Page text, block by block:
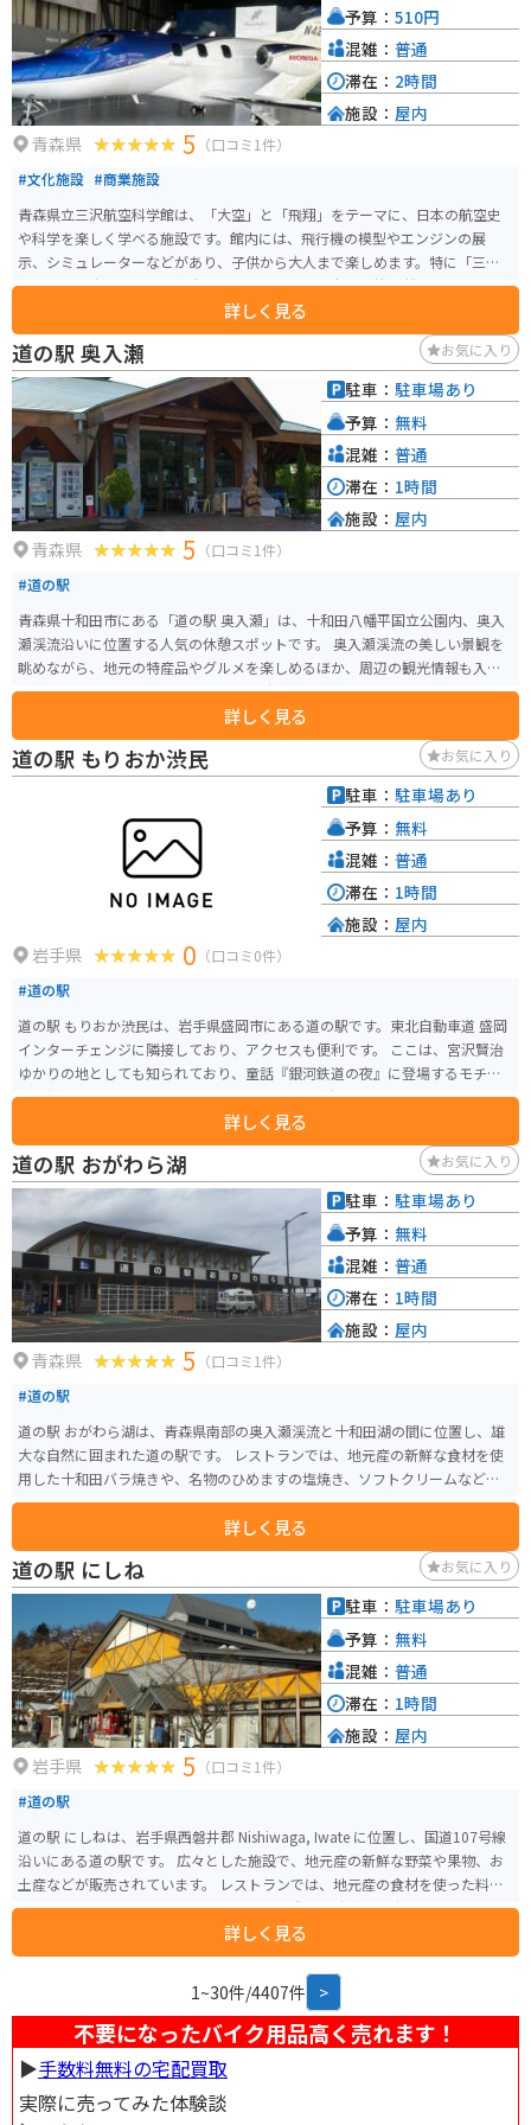
彌生やロン・ミュエクなどのアーティストの作品を鑑賞でき、撮影が許可さ
れている作品も多いため、写真を通じての鑑賞も楽しめます。
青森県 5 （口コミ1件）
#文化施設 #商業施設
青森県立三沢航空科学館は、「大空」と「飛翔」をテーマに、日本の航空史
や科学を楽しく学べる施設です。館内には、飛行機の模型やエンジンの展
示、シミュレーターなどがあり、子供から大人まで楽しめます。特に「三沢
市おおぞら広場」には、実際に使用されていた日米軍用機11機が展示されて
おり、ジェット機、プロペラ機、戦闘機、輸送機などを間近で見ることがで
きます。中でもYS-11やホンダジェットなどの展示が人気です。 また、館内に
は航空機の歴史や科学原理を学べる展示が充実しており、体験型の展示物も
多いため、科学に対する興味を深めることができます。シミュレーターを使
ってパイロット気分を味わうこともでき、子供たちに大変人気です。三沢空港
に隣接しており、アクセスも良好です。青森の観光を楽しむ中で、ぜひ立ち
寄ってみたいスポットです。
詳しく見る
予算： 510円
混雑： 普通
滞在： 2時間
施設： 屋内
道の駅 奥入瀬 お気に入り
青森県 5 （口コミ1件）
#道の駅
青森県十和田市にある「道の駅 奥入瀬」は、十和田八幡平国立公園内、奥入
瀬渓流沿いに位置する人気の休憩スポットです。 奥入瀬渓流の美しい景観を
眺めながら、地元の特産品やグルメを楽しめるほか、周辺の観光情報も入手
できます。 名物の「奥入瀬そば」や「十和田バラ焼き」はぜひ味わいたい一
れた工芸品などが人気です。 バイクで訪れる際は、駐車場も広々としている
ので安心です。 奥入瀬渓流沿いのワインディングロードは、景色も良く、ツ
間に余裕を持って訪れることをおすすめします。
詳しく見る
駐車： 駐車場あり
予算： 無料
混雑： 普通
滞在： 1時間
施設： 屋内
道の駅 もりおか渋民 お気に入り
岩手県 0 （口コミ0件）
#道の駅
道の駅 もりおか渋民は、岩手県盛岡市にある道の駅です。東北自動車道 盛岡
インターチェンジに隣接しており、アクセスも便利です。 ここは、宮沢賢治
ゆかりの地としても知られており、童話『銀河鉄道の夜』に登場するモチー
フが館内外にちりばめられています。賢治の世界観に触れられるスポットと
して、多くの観光客が訪れます。 道の駅には、地元の農産物や特産品を販売
する直売所があり、新鮮な野菜や果物、お土産などを購入することができま
す。レストランでは、地元産の食材を使った郷土料理や、ここでしか味わえ
ないオリジナルメニューも楽しめます。軽食コーナーには、ソフトクリーム
や地元産の牛乳を使ったスイーツもあり、休憩にも最適です。 バイクで訪れ
る方は、道の駅には広い駐車場が完備されているので、安心して駐車できま
す。ツーリングの休憩地点として利用したり、周辺の観光スポットへの拠点
としても便利です。 周辺には、石川啄木記念館や、盛岡手づくり村など、観
光スポットも点在しています。少し足を延ばせば、小岩井農場や、十和田八
幡平国立公園など、自然豊かな景勝地にもアクセスできます。 名産品として
は、盛岡冷麺やじゃじゃ麺、わんこそばといった麺類が有名です。また、南
売所では、地元で採れた新鮮な野菜や果物も販売されているので、お土産に
もおすすめです。 見どころとしては、道の駅に併設されている「賢治の学
校」があります。ここは、宮沢賢治の生涯や作品について学ぶことができる
施設です。また、道の駅の敷地内には、銀河鉄道の夜をモチーフにしたモニ
ュメントやオブジェが設置されており、写真撮影スポットとしても人気で
しめます。特に、八幡平アスピーテラインは、絶景のワインディングロード
として知られており、バイク乗りにはおすすめです。ただし、冬季は積雪の
ため通行止めとなるので、注意が必要です。
詳しく見る
駐車： 駐車場あり
予算： 無料
混雑： 普通
滞在： 1時間
施設： 屋内
道の駅 おがわら湖 お気に入り
青森県 5 （口コミ1件）
#道の駅
道の駅 おがわら湖は、青森県南部の奥入瀬渓流と十和田湖の間に位置し、雄
大な自然に囲まれた道の駅です。 レストランでは、地元産の新鮮な食材を使
用した十和田バラ焼きや、名物のひめますの塩焼き、ソフトクリームなどが
楽しめます。 お土産コーナーには、りんごやにんにくなどの特産品や、工芸
品など、旅の思い出になる品々が揃っています。 バイクで訪れる方は、駐車
場も広く、休憩場所としても最適です。 春は新緑、秋は紅葉と、四季折々の
景色が楽しめるのも魅力です。周辺には、奥入瀬渓流や十和田湖、八甲田山
など、自然豊かな観光スポットも点在しており、観光拠点としても最適な場
所です。
詳しく見る
駐車： 駐車場あり
予算： 無料
混雑： 普通
滞在： 1時間
施設： 屋内
道の駅 にしね お気に入り
岩手県 5 （口コミ1件）
#道の駅
道の駅 にしねは、岩手県西磐井郡 Nishiwaga, Iwate に位置し、国道107号線
沿いにある道の駅です。 広々とした施設で、地元産の新鮮な野菜や果物、お
土産などが販売されています。 レストランでは、地元産の食材を使った料理
を楽しむことができます。 バイクで訪れる際は、駐車場も広く停めやすいの
で安心です。 周辺には、温泉施設やキャンプ場などもあり、観光の拠点とし
ても便利です。 道の駅 にしねは、地元の特産品である南部鉄器の展示や販売
も行っています。 また、近隣には、歴史的な建造物や美しい自然など、見ど
詳しく見る
駐車： 駐車場あり
予算： 無料
混雑： 普通
滞在： 1時間
施設： 屋内
1~30件/4407件 >
不要になったバイク用品高く売れます！
▶︎手数料無料の宅配買取
実際に売ってみた体験談